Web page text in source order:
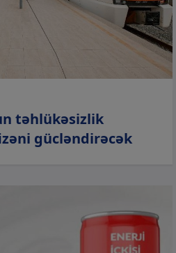
təhlükəsizlik
gücləndirəcək